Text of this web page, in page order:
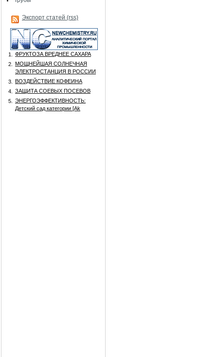
Экспорт статей (rss)
1.
ФРУКТОЗА ВРЕДНЕЕ САХАРА
2.
МОЩНЕЙШАЯ СОЛНЕЧНАЯ
ЭЛЕКТРОСТАНЦИЯ В РОССИИ
3.
ВОЗДЕЙСТВИЕ КОФЕИНА
4.
ЗАЩИТА СОЕВЫХ ПОСЕВОВ
5.
ЭНЕРГОЭФФЕКТИВНОСТЬ:
Детский сад категории [Аk